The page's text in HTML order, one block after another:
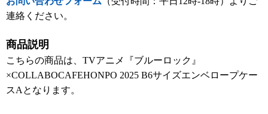
連絡ください。
商品説明
こちらの商品は、TVアニメ『ブルーロック』
×COLLABOCAFEHONPO 2025 B6サイズエンベロープケー
スAとなります。